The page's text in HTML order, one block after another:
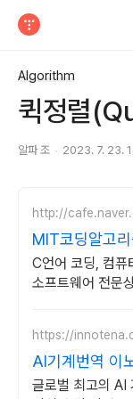
Algorithm
퀵정렬
알파 조 2023. 7. 23.
http://
MIT코딩알고
C언어 코딩, 컴퓨
소프트웨어 전문
https://
AI기계번역 이
글로벌 최고의 AI